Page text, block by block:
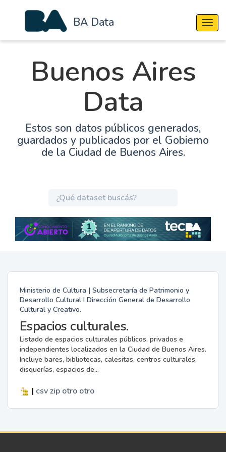
BA Data
Buenos Aires
Data
Estos son datos públicos generados,
guardados y publicados por el Gobierno
de la Ciudad de Buenos Aires.
Ministerio de Cultura | Subsecretaría de Patrimonio y
Desarrollo Cultural I Dirección General de Desarrollo
Cultural y Creativo.
Espacios culturales.
Listado de espacios culturales públicos, privados e
independientes localizados en la Ciudad de Buenos Aires.
Incluye bares, bibliotecas, calesitas, centros culturales,
disquerías, espacios de...
| csv zip otro otro